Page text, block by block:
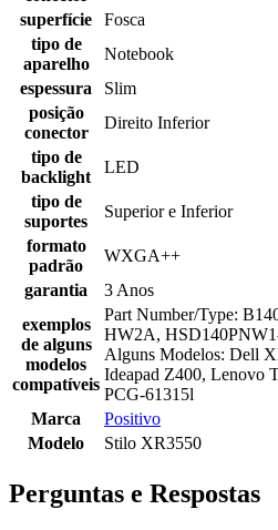
superfície
Fosca
tipo de
aparelho
Notebook
espessura
Slim
posição
conector
Direito Inferior
tipo de
backlight
LED
tipo de
suportes
Superior e Inferior
formato
padrão
WXGA++
garantia
3 Anos
exemplos
de alguns
modelos
compatíveis
Part Number/Type:
HW2A,
Alguns Modelos: Dell
Ideapad Z400, Lenovo
PCG-61315l
Marca
Positivo
Modelo
Stilo XR3550
Perguntas e Respostas